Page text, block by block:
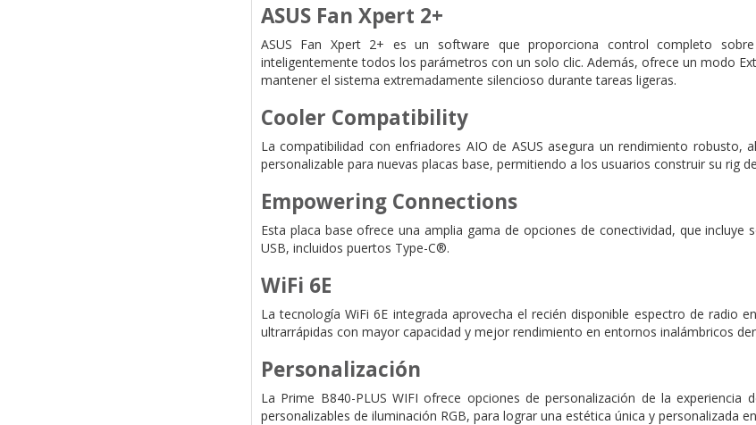
ASUS Fan Xpert 2+
ASUS Fan Xpert 2+ es un software que proporciona control completo
inteligentemente todos los parámetros con un solo clic. Además, ofrece un modo
mantener el sistema extremadamente silencioso durante tareas ligeras.
Cooler Compatibility
La compatibilidad con enfriadores AIO de ASUS asegura un rendimiento
personalizable para nuevas placas base, permitiendo a los usuarios construir su rig
Empowering Connections
Esta placa base ofrece una amplia gama de opciones de conectividad, que incluye
USB, incluidos puertos Type-C®.
WiFi 6E
La tecnología WiFi 6E integrada aprovecha el recién disponible espectro de radio
ultrarrápidas con mayor capacidad y mejor rendimiento en entornos inalámbricos
Personalización
La Prime B840-PLUS WIFI ofrece opciones de personalización de la
personalizables de iluminación RGB, para lograr una estética única y personalizada